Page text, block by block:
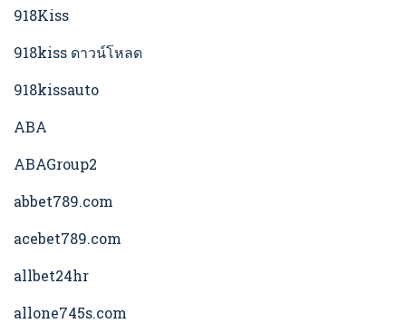
918Kiss
918kiss ดาวน์โหลด
918kissauto
ABA
ABAGroup2
abbet789.com
acebet789.com
allbet24hr
allone745s.com